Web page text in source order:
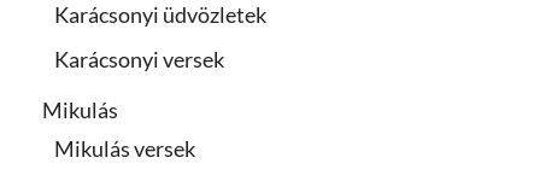
Karácsonyi üdvözletek
Karácsonyi versek
Mikulás
Mikulás versek